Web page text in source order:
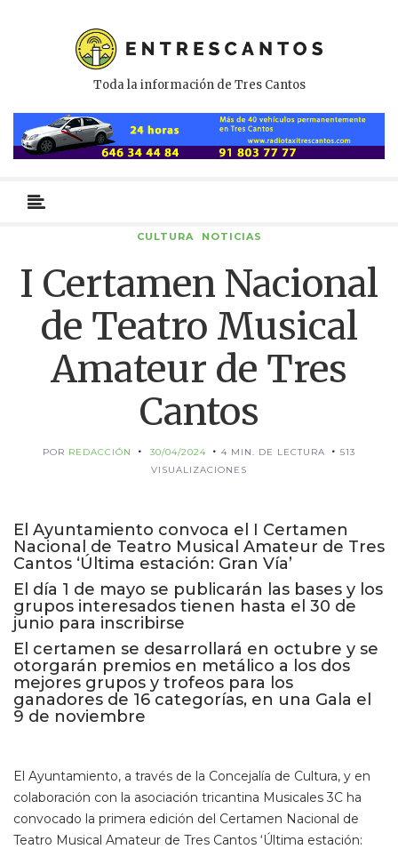
Toda la información de Tres Cantos
primario
CULTURA NOTICIAS
I Certamen Nacional
de Teatro Musical
Amateur de Tres
Cantos
POR REDACCIÓN 30/04/2024 4 MIN. DE LECTURA
513
VISUALIZACIONES
El Ayuntamiento convoca el I Certamen
Nacional de Teatro Musical Amateur de Tres
Cantos ‘Última estación: Gran Vía’
El día 1 de mayo se publicarán las bases y los
grupos interesados tienen hasta el 30 de
junio para inscribirse
El certamen se desarrollará en octubre y se
otorgarán premios en metálico a los dos
mejores grupos y trofeos para los
ganadores de 16 categorías, en una Gala el
9 de noviembre
El Ayuntamiento, a través de la Concejalía de Cultura, y en
colaboración con la asociación tricantina Musicales 3C ha
convocado la primera edición del Certamen Nacional de
Teatro Musical Amateur de Tres Cantos ‘Última estación: